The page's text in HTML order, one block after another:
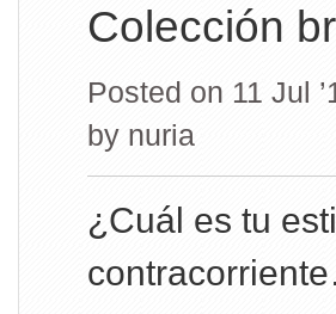
Colección
Posted on 11 Jul
by nuria
¿Cuál es tu